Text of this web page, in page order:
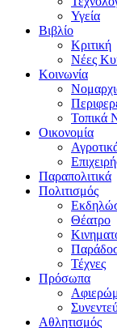
Υγεία
Βιβλίο
Κριτική
Νέες
Κοινωνία
Τοπικά
Οικονομία
Παραπολιτικά
Πολιτισμός
Θέατρο
Τέχνες
Πρόσωπα
Αθλητισμός